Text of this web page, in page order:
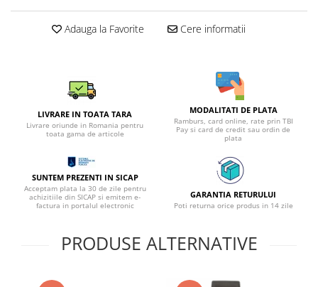
Adauga la Favorite Cere informatii
LIVRARE IN TOATA TARA
Livrare oriunde in Romania pentru
toata gama de articole
MODALITATI DE PLATA
Ramburs, card online, rate prin TBI
Pay si card de credit sau ordin de
plata
SUNTEM PREZENTI IN SICAP
Acceptam plata la 30 de zile pentru
achizitiile din SICAP si emitem e-
factura in portalul electronic
GARANTIA RETURULUI
Poti returna orice produs in 14 zile
PRODUSE ALTERNATIVE